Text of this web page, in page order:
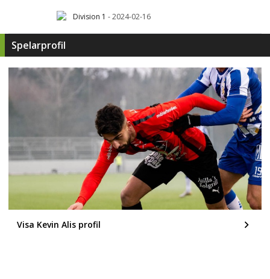
Division 1 -2024-02-16
Spelarprofil
Visa Kevin Alis profil